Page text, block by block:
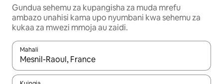
Gundua sehemu za kupangisha za muda mrefu
ambazo unahisi kama upo nyumbani kwa sehemu za
kukaa za mwezi mmoja au zaidi.
Mahali
Wakati matokeo yanapatikana, vinjari kwa kutumia vitufe vya